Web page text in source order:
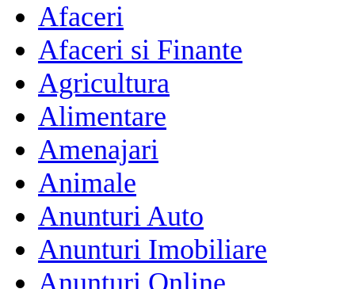
Afaceri
Afaceri si Finante
Agricultura
Alimentare
Amenajari
Animale
Anunturi Auto
Anunturi Imobiliare